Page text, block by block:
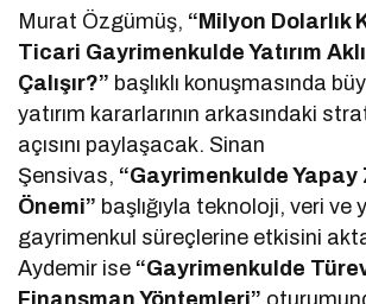
Murat Özgümüş, “Milyon Dolarlık
Ticari Gayrimenkulde Yatırım Aklı
Çalışır?” başlıklı konuşmasında
yatırım kararlarının arkasındaki
açısını paylaşacak. Sinan
Şensivas, “Gayrimenkulde Yapay
Önemi” başlığıyla teknoloji, veri ve
gayrimenkul süreçlerine etkisini
Aydemir ise “Gayrimenkulde